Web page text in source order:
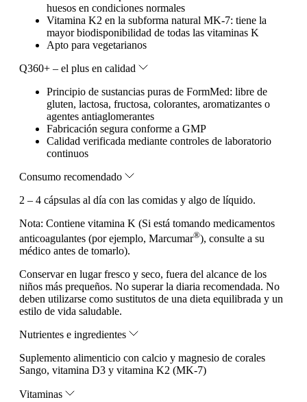
huesos en condiciones normales
Vitamina K2 en la subforma natural MK-7: tiene la
mayor biodisponibilidad de todas las vitaminas K
Apto para vegetarianos
Q360+ – el plus en calidad
Principio de sustancias puras de FormMed: libre de
gluten, lactosa, fructosa, colorantes, aromatizantes o
agentes antiaglomerantes
Fabricación segura conforme a GMP
Calidad verificada mediante controles de laboratorio
continuos
Consumo recomendado
2 – 4 cápsulas al día con las comidas y algo de líquido.
Nota: Contiene vitamina K (Si está tomando medicamentos
anticoagulantes (por ejemplo, Marcumar®), consulte a su
médico antes de tomarlo).
Conservar en lugar fresco y seco, fuera del alcance de los
niños más prequeños. No superar la diaria recomendada. No
deben utilizarse como sustitutos de una dieta equilibrada y un
estilo de vida saludable.
Nutrientes e ingredientes
Suplemento alimenticio con calcio y magnesio de corales
Sango, vitamina D3 y vitamina K2 (MK-7)
Vitaminas